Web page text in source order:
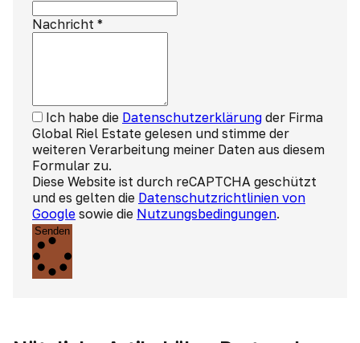
Nachricht *
Ich habe die Datenschutzerklärung der Firma
Global Riel Estate gelesen und stimme der
weiteren Verarbeitung meiner Daten aus diesem
Formular zu.
Diese Website ist durch reCAPTCHA geschützt
und es gelten die Datenschutzrichtlinien von
Google sowie die Nutzungsbedingungen.
Senden